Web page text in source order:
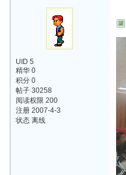
UID 5
精华 0
积分 0
帖子 30258
阅读权限 200
注册 2007-4-3
状态 离线